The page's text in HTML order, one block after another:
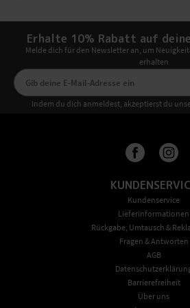
Erhalte 10% Rabatt auf
Melde dich für den Newsletter an, um
erhalten
Indem du dich anmeldest, akzeptierst du
Kundenservice
Lieferinformationen
Rückgabe, Umtausch &
Fragen & Antworten
AGB
Barrierefreiheit
Über uns